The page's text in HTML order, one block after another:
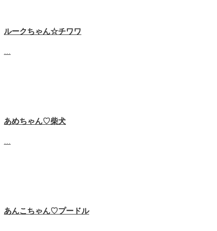
ルークちゃん☆チワワ
あめちゃん♡‬柴犬
あんこちゃん♡‬プードル